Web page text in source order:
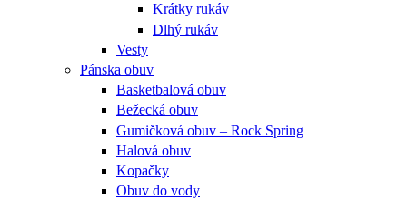
Krátky rukáv
Dlhý rukáv
Vesty
Pánska obuv
Basketbalová obuv
Bežecká obuv
Gumičková obuv – Rock Spring
Halová obuv
Kopačky
Obuv do vody